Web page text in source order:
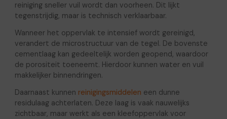
reiniging sneller vuil wordt dan voorheen. Dit lijkt
tegenstrijdig, maar is technisch verklaarbaar.
Wanneer het oppervlak te intensief wordt gereinigd,
verandert de microstructuur van de tegel. De bovenste
cementlaag kan gedeeltelijk worden geopend, waardoor
de porositeit toeneemt. Hierdoor kunnen water en vuil
makkelijker binnendringen.
Daarnaast kunnen reinigingsmiddelen een dunne
residulaag achterlaten. Deze laag is vaak nauwelijks
zichtbaar, maar werkt als een kleefoppervlak voor